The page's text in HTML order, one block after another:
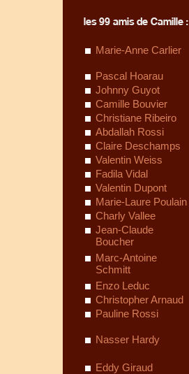
les 99 amis de Camille :
Marie-Anne Carlier
Pascal Hoarau
Johnny Guyot
Camille Bouvier
Christiane Ribeiro
Abdallah Rossi
Claire Deschamps
Valentin Weiss
Fadila Vidal
Valentin Dupont
Marie-Laure Poulain
Charly Vallee
Jean-Claude
Boucher
Marc-Antoine
Schmitt
Enzo Leduc
Christopher Arnaud
Pauline Rossi
Nasser Hardy
Eddy Giraud